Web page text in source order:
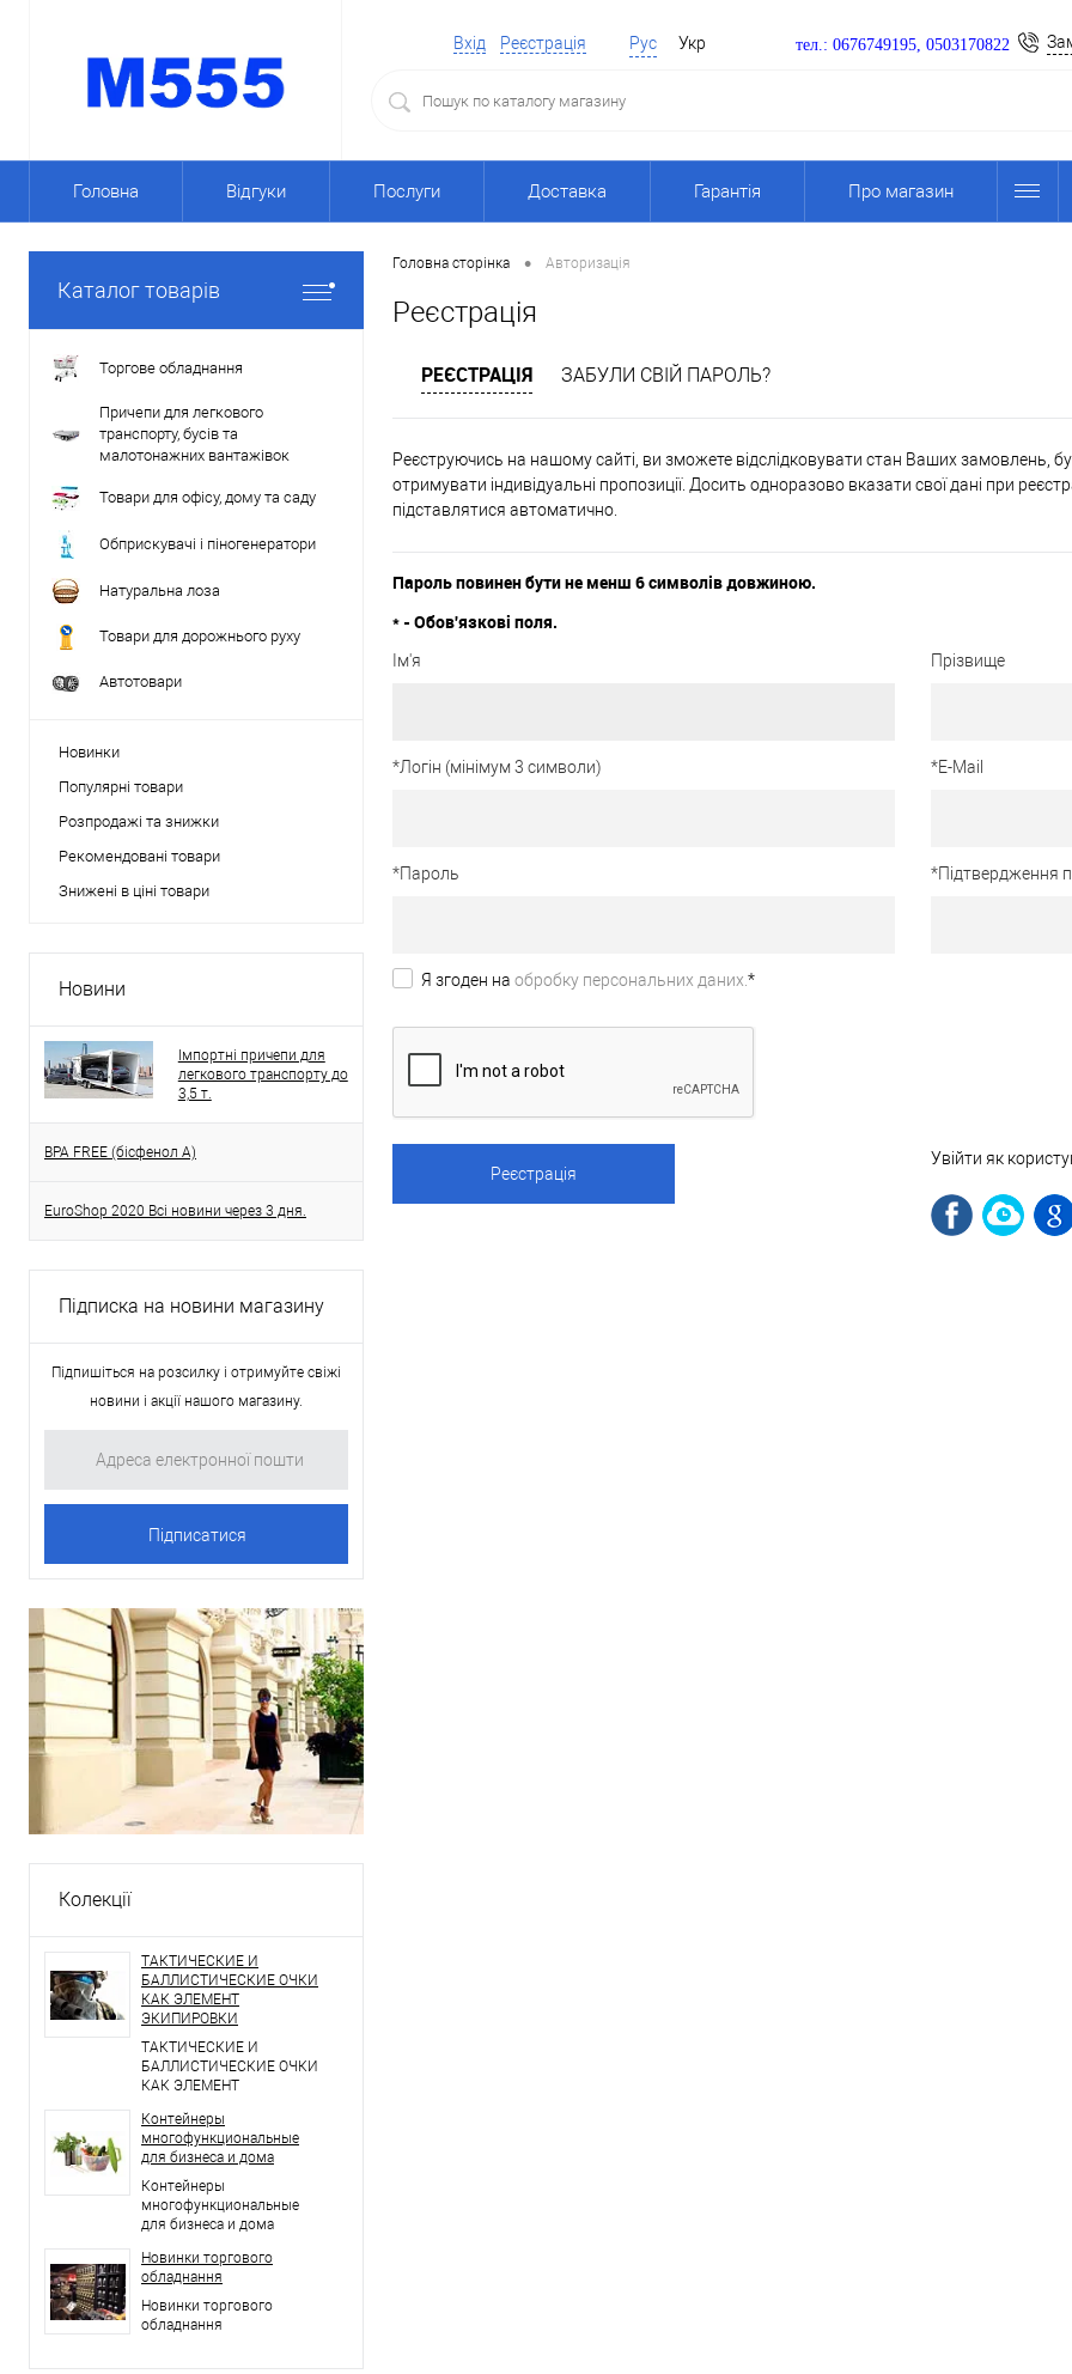
Вхід Реєстрація Рус Укр тел.: 0676749195, 0503170822
Головна Відгуки Послуги Доставка Гарантія Про магазин
Каталог товарів
Торгове обладнання
Причепи для легкового
транспорту, бусів та
малотонажних вантажівок
Товари для офісу, дому та саду
Обприскувачі і піногенератори
Натуральна лоза
Товари для дорожнього руху
Автотовари
Новинки
Популярні товари
Розпродажі та знижки
Рекомендовані товари
Знижені в ціні товари
Новини
Імпортні причепи для
легкового транспорту до
3,5 т.
BPA FREE (бісфенол A)
EuroShop 2020 Всі новини через 3 дня.
Підписка на новини магазину
Підпишіться на розсилку і отримуйте свіжі
новини і акції нашого магазину.
Колекції
ТАКТИЧЕСКИЕ И
БАЛЛИСТИЧЕСКИЕ ОЧКИ
КАК ЭЛЕМЕНТ
ЭКИПИРОВКИ
ТАКТИЧЕСКИЕ И
БАЛЛИСТИЧЕСКИЕ ОЧКИ
КАК ЭЛЕМЕНТ
Контейнеры
многофункциональные
для бизнеса и дома
Контейнеры
многофункциональные
для бизнеса и дома
Новинки торгового
обладнання
Новинки торгового
обладнання
Головна сторінка • Авторизація
Реєстрація
РЕЄСТРАЦІЯ ЗАБУЛИ СВІЙ ПАРОЛЬ?
Реєструючись на нашому сайті, ви зможете відслідковувати стан Ваших замовлень,
отримувати індивідуальні пропозиції. Досить одноразово вказати свої дані при
підставлятися автоматично.
Пароль повинен бути не менш 6 символів довжиною.
* - Обов'язкові поля.
Ім'я Прізвище
*Логін (мінімум 3 символи) *E-Mail
*Пароль *Підтвердження
Я згоден на обробку персональних даних.*
Увійти як